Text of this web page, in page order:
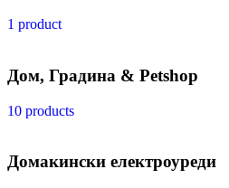
1 product
Дом, Градина & Petshop
10 products
Домакински електроуреди